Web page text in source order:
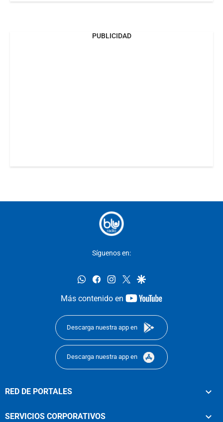
PUBLICIDAD
Síguenos en:
whatsappfacebookinstagram
twittergoogle
Más contenido en
youtube-
Descarga nuestra app en
Descarga nuestra app en
RED DE PORTALES
SERVICIOS CORPORATIVOS